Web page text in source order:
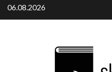
Перейти
к
06.08.2026